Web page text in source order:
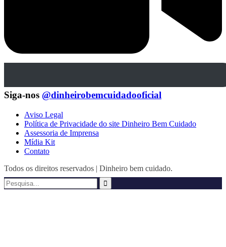
Siga-nos @dinheirobemcuidadooficial
Aviso Legal
Política de Privacidade do site Dinheiro Bem Cuidado
Assessoria de Imprensa
Mídia Kit
Contato
Todos os direitos reservados | Dinheiro bem cuidado.